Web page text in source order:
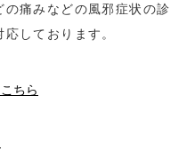
痛みなどの風邪症状の診
しております。
ちら